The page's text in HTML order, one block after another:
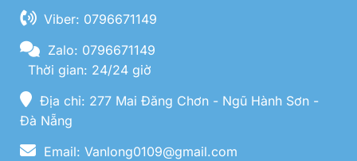
Viber: 0796671149
Zalo: 0796671149
Thời gian: 24/24 giờ
Địa chỉ: 277 Mai Đăng Chơn - Ngũ Hành Sơn -
Đà Nẵng
Email: Vanlong0109@gmail.com